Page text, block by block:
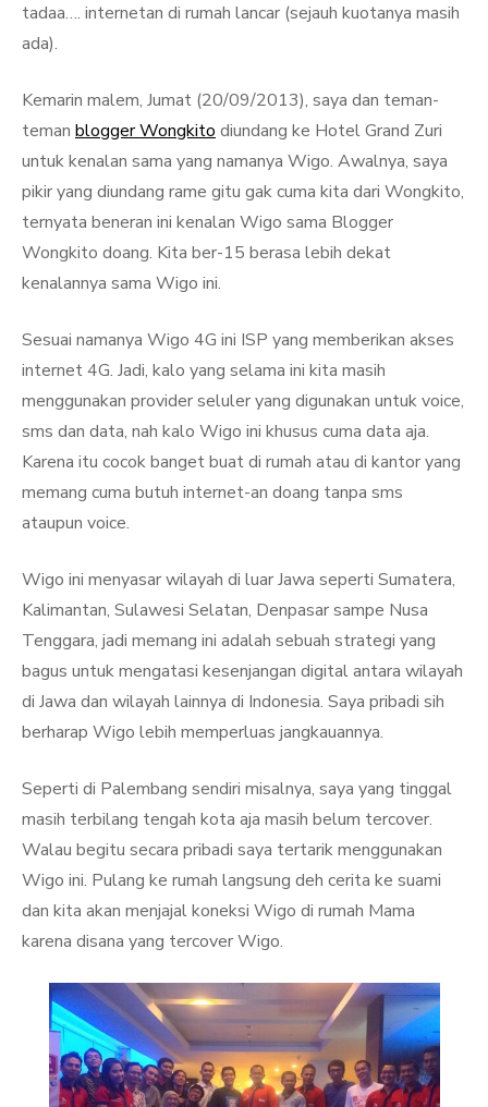
tadaa…. internetan di rumah lancar (sejauh kuotanya masih
ada).
Kemarin malem, Jumat (20/09/2013), saya dan teman-
teman blogger Wongkito diundang ke Hotel Grand Zuri
untuk kenalan sama yang namanya Wigo. Awalnya, saya
pikir yang diundang rame gitu gak cuma kita dari Wongkito,
ternyata beneran ini kenalan Wigo sama Blogger
Wongkito doang. Kita ber-15 berasa lebih dekat
kenalannya sama Wigo ini.
Sesuai namanya Wigo 4G ini ISP yang memberikan akses
internet 4G. Jadi, kalo yang selama ini kita masih
menggunakan provider seluler yang digunakan untuk voice,
sms dan data, nah kalo Wigo ini khusus cuma data aja.
Karena itu cocok banget buat di rumah atau di kantor yang
memang cuma butuh internet-an doang tanpa sms
ataupun voice.
Wigo ini menyasar wilayah di luar Jawa seperti Sumatera,
Kalimantan, Sulawesi Selatan, Denpasar sampe Nusa
Tenggara, jadi memang ini adalah sebuah strategi yang
bagus untuk mengatasi kesenjangan digital antara wilayah
di Jawa dan wilayah lainnya di Indonesia. Saya pribadi sih
berharap Wigo lebih memperluas jangkauannya.
Seperti di Palembang sendiri misalnya, saya yang tinggal
masih terbilang tengah kota aja masih belum tercover.
Walau begitu secara pribadi saya tertarik menggunakan
Wigo ini. Pulang ke rumah langsung deh cerita ke suami
dan kita akan menjajal koneksi Wigo di rumah Mama
karena disana yang tercover Wigo.